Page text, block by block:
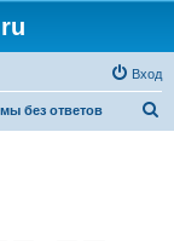
Вход
без ответов